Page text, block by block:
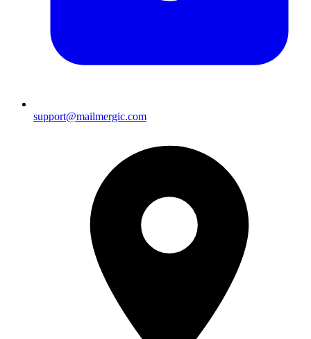
support@mailmergic.com